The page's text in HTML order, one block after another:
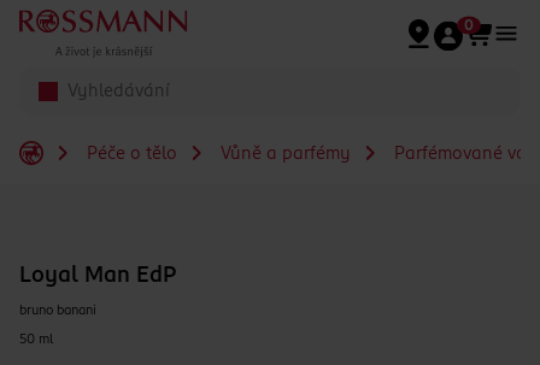
Přeskočit na hlavmní obsah
0
Péče o tělo Vůně a parfémy Parfémované
Loyal Man EdP
bruno banani
50 ml